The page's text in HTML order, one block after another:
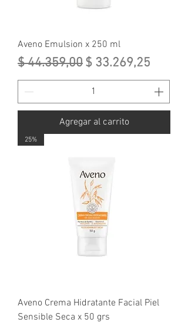
Aveno Emulsion x 250 ml
Precio
$ 44.359,00Precio de oferta
$ 33.269,25
Agregar al carrito
25%
Aveno Crema Hidratante Facial Piel
Sensible Seca x 50 grs